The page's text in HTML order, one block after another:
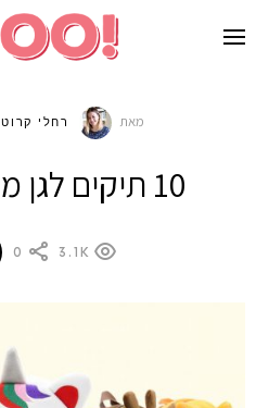
מאת רחלי קרוט
10 תיקים לגן מעלי אקספרס
3.1K
0